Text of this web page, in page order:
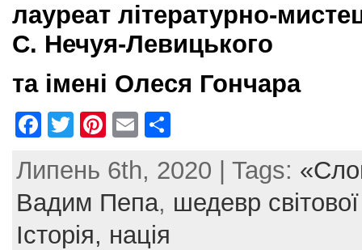
лауреат літературно-
С. Нечуя-Левицького
та імені Олеся
F
c
e
b
T
itt
er
Pi
er
e
st
E
ai
l
ar
e
Липень 6th, 2020 | Tags:
Вадим Пепа, шедевр
Історія, нація